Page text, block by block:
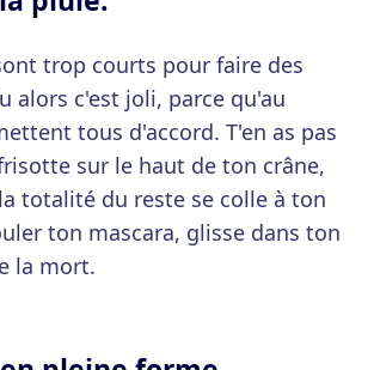
trop courts pour faire des
alors c'est joli, parce qu'au
tous d'accord. T'en as pas
sur le haut de ton crâne,
totalité du reste se colle à ton
ton mascara, glisse dans ton
la mort.